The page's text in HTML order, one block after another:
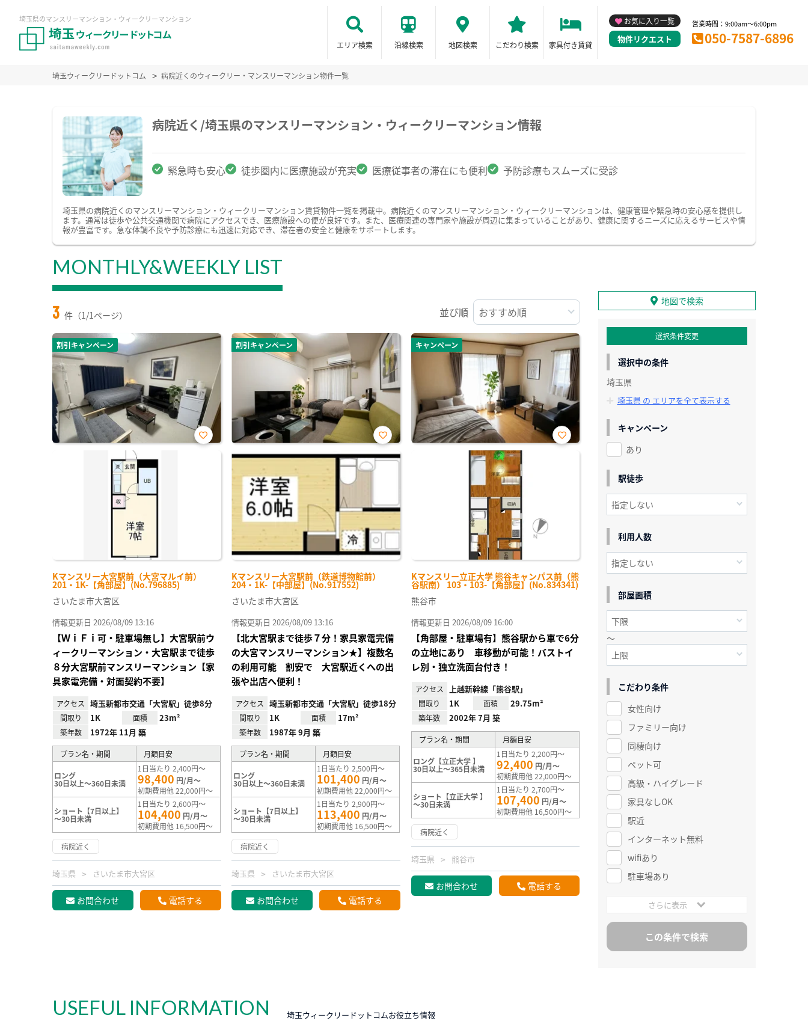
埼玉県のマンスリーマンション・ウィークリーマンション
エリア検索 沿線検索 地図検索 こだわり検索 家具付き賃貸
お気に入り一覧
物件リクエスト
営業時間：9:00am～6:00pm
050-7587-6896
埼玉ウィークリードットコム 病院近くのウィークリー・マンスリーマンション物件一覧
病院近く/埼玉県のマンスリーマンション・ウィークリーマンション情報
緊急時も安心 徒歩圏内に医療施設が充実 医療従事者の滞在にも便利 予防診療もスムーズに受診
埼玉県の病院近くのマンスリーマンション・ウィークリーマンション賃貸物件一覧を掲載中。病院近くのマンスリーマンション・ウィークリーマンションは、健康管理や緊急時の安心感を提供し
ます。通常は徒歩や公共交通機関で病院にアクセスでき、医療施設への便が良好です。また、医療関連の専門家や施設が周辺に集まっていることがあり、健康に関するニーズに応えるサービスや情
報が豊富です。急な体調不良や予防診療にも迅速に対応でき、滞在者の安全と健康をサポートします。
MONTHLY&WEEKLY LIST
3 件（1/1ページ） 並び順
割引キャンペーン
Kマンスリー大宮駅前（大宮マルイ前）
201・1K-【角部屋】(No.796885)
お気
さいたま市大宮区
情報更新日 2026/08/09 13:16
【ＷｉＦｉ可・駐車場無し】大宮駅前ウ
ィークリーマンション・大宮駅まで徒歩
８分大宮駅前マンスリーマンション【家
具家電完備・対面契約不要】
アクセス 埼玉新都市交通「大宮駅」徒歩8分
間取り 1K 面積 23m²
築年数 1972年 11月 築
プラン名・期間 月額目安
ロング
30日以上～360日未満
1日当たり 2,400円～
98,400 円/月～
初期費用他 22,000円～
ショート【7日以上】
～30日未満
1日当たり 2,600円～
104,400 円/月～
初期費用他 16,500円～
病院近く
埼玉県 さいたま市大宮区
お問合わせ 電話する
割引キャンペーン
Kマンスリー大宮駅前（鉄道博物館前）
204・1K-【中部屋】(No.917552)
お気
に入
り登
さいたま市大宮区
情報更新日 2026/08/09 13:16
【北大宮駅まで徒歩７分！家具家電完備
の大宮マンスリーマンション★】複数名
の利用可能 割安で 大宮駅近くへの出
張や出店へ便利！
アクセス 埼玉新都市交通「大宮駅」徒歩18分
間取り 1K 面積 17m²
築年数 1987年 9月 築
プラン名・期間 月額目安
ロング
30日以上～360日未満
1日当たり 2,500円～
101,400 円/月～
初期費用他 22,000円～
ショート【7日以上】
～30日未満
1日当たり 2,900円～
113,400 円/月～
初期費用他 16,500円～
病院近く
埼玉県 さいたま市大宮区
お問合わせ 電話する
キャンペーン
Kマンスリー立正大学 熊谷キャンパス前（熊
谷駅南） 103・103-【角部屋】(No.834341)
お気
熊谷市
情報更新日 2026/08/09 16:00
【角部屋・駐車場有】熊谷駅から車で6分
の立地にあり 車移動が可能！バストイ
レ別・独立洗面台付き！
アクセス 上越新幹線「熊谷駅」
間取り 1K 面積 29.75m²
築年数 2002年 7月 築
プラン名・期間 月額目安
ロング【立正大学 】
30日以上～365日未満
1日当たり 2,200円～
92,400 円/月～
初期費用他 22,000円～
ショート【立正大学 】
～30日未満
1日当たり 2,700円～
107,400 円/月～
初期費用他 16,500円～
病院近く
埼玉県 熊谷市
お問合わせ 電話する
地図で検索
選択条件変更
選択中の条件
埼玉県
埼玉県 の エリアを全て表示する
キャンペーン
あり
駅徒歩
利用人数
部屋面積
～
こだわり条件
女性向け
ファミリー向け
同棲向け
ペット可
高級・ハイグレード
家具なしOK
駅近
インターネット無料
wifiあり
駐車場あり
さらに表示
USEFUL INFORMATION 埼玉ウィークリードットコムお役立ち情報